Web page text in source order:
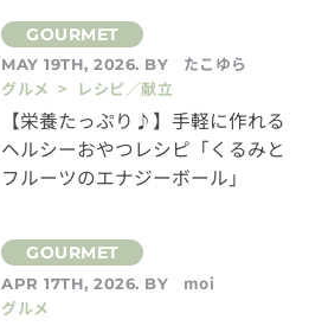
MAY 19TH, 2026. BY
たこゆら
グルメ > レシピ／献立
【栄養たっぷり♪】手軽に作れる
ヘルシーおやつレシピ「くるみと
フルーツのエナジーボール」
APR 17TH, 2026. BY
moi
グルメ